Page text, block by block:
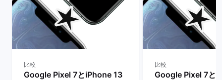
比較
Google Pixel 7とiPhone 13
比較
Google Pixel 7と